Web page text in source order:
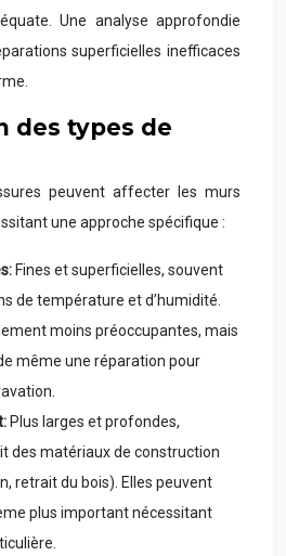
Une analyse approfondie
superficielles inefficaces
des types de
peuvent affecter les murs
une approche spécifique :
Fines et superficielles, souvent
de température et d’humidité.
moins préoccupantes, mais
même une réparation pour
Plus larges et profondes,
des matériaux de construction
retrait du bois). Elles peuvent
plus important nécessitant